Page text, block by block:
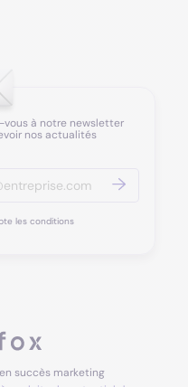
succès marketing
vous à notre newsletter
nos actualités
les conditions